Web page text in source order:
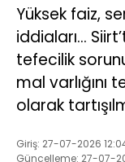
Yüksek faiz,
iddiaları…
tefecilik
mal
olarak
Giriş: 27-07-2026
Güncelleme: 27-07-